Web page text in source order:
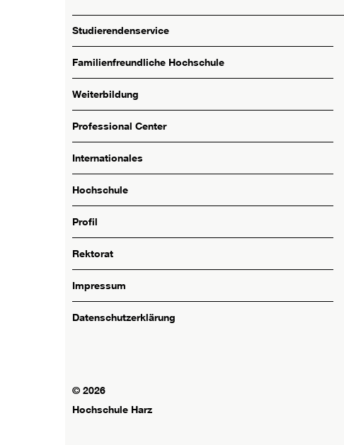
Studierendenservice
Familienfreundliche Hochschule
Weiterbildung
Professional Center
Internationales
Hochschule
Profil
Rektorat
Impressum
Datenschutzerklärung
© 2026
Hochschule Harz